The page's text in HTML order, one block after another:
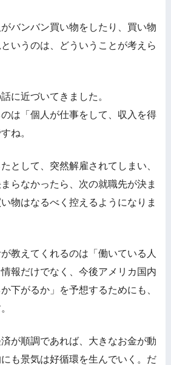
バンバン買い物をしたり、買い物
いうのは、どういうことが考えら
に近づいてきました。
は「個人が仕事をして、収入を得
ね。
として、突然解雇されてしまい、
らなかったら、次の就職先が決ま
物はなるべく控えるようになりま
教えてくれるのは「働いている人
報だけでなく、今後アメリカ国内
下がるか」を予想するためにも、
が順調であれば、大きなお金が動
も景気は好循環を生んでいく。だ